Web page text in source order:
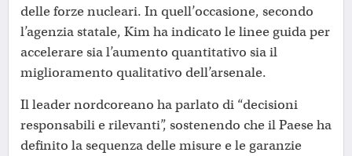
delle forze nucleari. In quell’occasione, secondo
l’agenzia statale, Kim ha indicato le linee guida per
accelerare sia l’aumento quantitativo sia il
miglioramento qualitativo dell’arsenale.
Il leader nordcoreano ha parlato di “decisioni
responsabili e rilevanti”, sostenendo che il Paese ha
definito la sequenza delle misure e le garanzie